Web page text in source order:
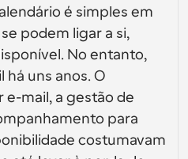
para grupos
para um maior controlo
de nível empresarial
plataforma Cal.com
com a nossa API
UI & Text
letra variável para o design de
é simples em
podem ligar a si,
No entanto,
há uns anos. O
mail, a gestão de
para
costumavam